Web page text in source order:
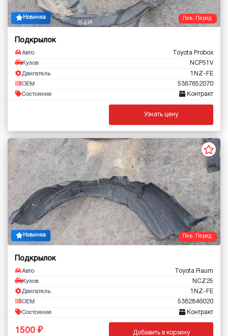
Лев. Перед.
Новинка
Подкрылок
Авто Toyota Probox
Кузов NCP51V
Двигатель 1NZ-FE
OEM 5387652070
Состояние Контракт
Узнать цену
Лев. Перед.
Новинка
Подкрылок
Авто Toyota Raum
Кузов NCZ25
Двигатель 1NZ-FE
OEM 5382846020
Состояние Контракт
1500 Добавить в корзину